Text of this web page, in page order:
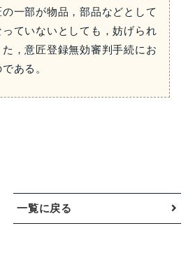
一部が物品，部品などとして
ていないとしても，妨げられ
，意匠登録無効審判手続にお
ある。
一覧に戻る